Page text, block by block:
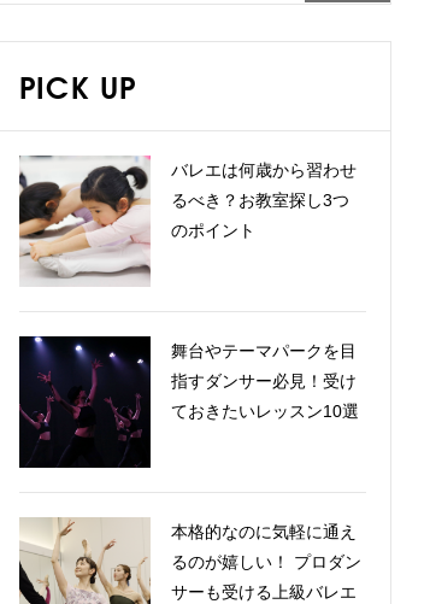
PICK UP
バレエは何歳から習わせ
るべき？お教室探し3つ
のポイント
舞台やテーマパークを目
指すダンサー必見！受け
ておきたいレッスン10選
本格的なのに気軽に通え
るのが嬉しい！ プロダン
サーも受ける上級バレエ